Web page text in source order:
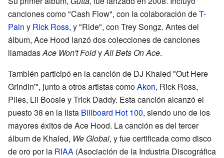
canciones como "Cash Flow", con la colaboración deT-
Pain y Rick Ross, y "Ride", con Trey Songz. Antes del
álbum, Ace Hood lanzó dos colecciones de canciones
llamadasAce Won't FoldyAll Bets On Ace.
También participó en la canción de DJ Khaled "Out Here
Grindin'", junto a otros artistas comoAkon, Rick Ross,
Plies, Lil Boosie y Trick Daddy. Esta canción alcanzó el
puesto 38 en la lista Billboard Hot 100, siendo uno de los
mayores éxitos de Ace Hood. La canción es del tercer
álbum de Khaled, We Global, y fue certificada como disco
de oro por la RIAA (Asociación de la Industria Discográfica